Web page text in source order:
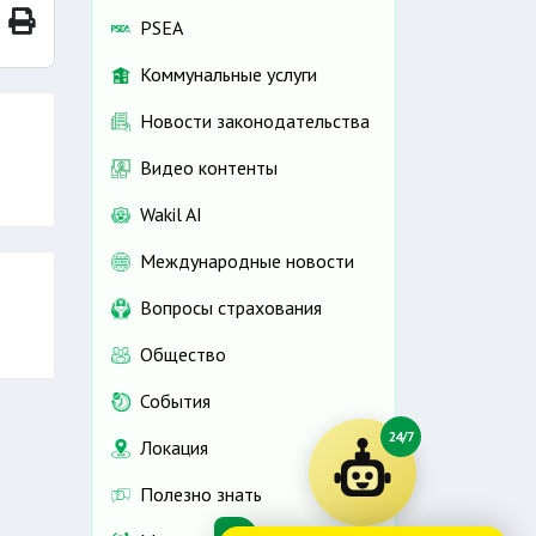
PSEA
Коммунальные услуги
Новости законодательства
Видео контенты
Wakil AI
Международные новости
Вопросы страхования
Общество
События
Локация
Полезно знать
24/7